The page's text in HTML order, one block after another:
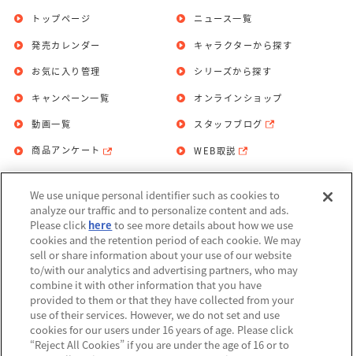
トップページ
発売カレンダー
お気に入り管理
ニュース一覧
キャラクターから探す
シリーズから探す
キャンペーン一覧
動画一覧
商品アンケート
オンラインショップ
スタッフブログ
WEB取説
お問い合わせ 個人情報保護方針
利用規約
Do Not Sell or Share My Personal
Information
アレルギー情報
We use unique personal identifier such as cookies to
analyze our traffic and to personalize content and ads.
Please click here to see more details about how we use
cookies and the retention period of each cookie. We may
sell or share information about your use of our website
to/with our analytics and advertising partners, who may
combine it with other information that you have
provided to them or that they have collected from your
use of their services. However, we do not set and use
cookies for our users under 16 years of age. Please click
“Reject All Cookies” if you are under the age of 16 or to